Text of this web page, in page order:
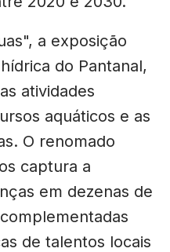
a exposição
do Pantanal,
atividades
aquáticos e as
O renomado
captura a
em dezenas de
de talentos locais